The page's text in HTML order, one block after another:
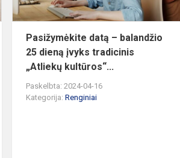
Pasižymėkite datą – balandžio
25 dieną įvyks tradicinis
„Atliekų kultūros“...
Paskelbta: 2024-04-16
Kategorija:Renginiai